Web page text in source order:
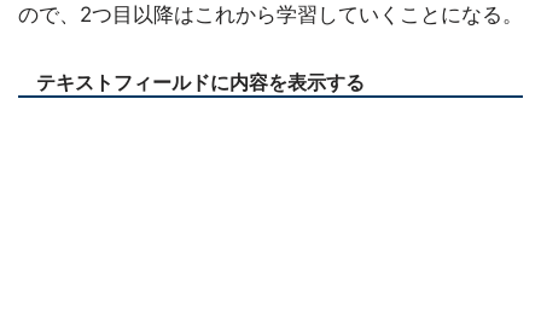
ので、2つ目以降はこれから学習していくことになる。
テキストフィールドに内容を表示する